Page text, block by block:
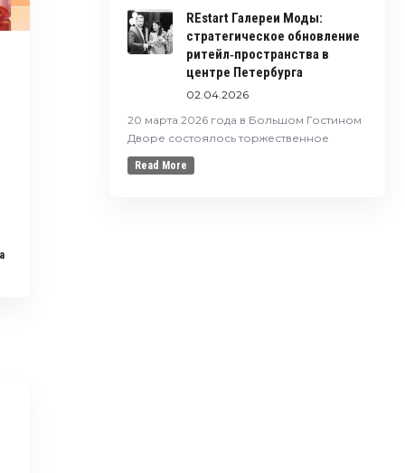
REstart Галереи Моды:
стратегическое обновление
ритейл‑пространства в
центре Петербурга
02.04.2026
20 марта 2026 года в Большом Гостином
Дворе состоялось торжественное
Read More